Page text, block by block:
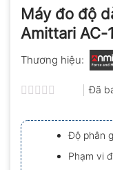
Máy đo độ
Amittari AC-
Thương hiệu:
xếp
hạng
0.0
5
sao
Đã
Độ phân
Phạm vi